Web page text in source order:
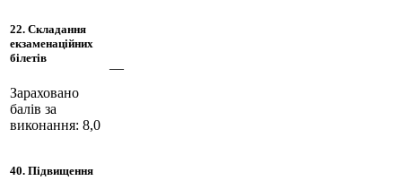
22. Складання
екзаменаційних
білетів
Зараховано
балів за
виконання: 8,0
—
40. Підвищення